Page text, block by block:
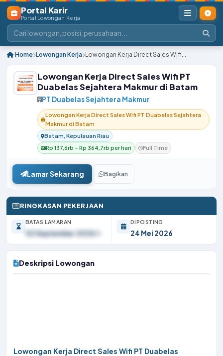
Portal Karir
Portal Lowongan Kerja
Home Lowongan Kerja Lowongan Kerja Direct Sales Wifi...
Lowongan Kerja Direct Sales Wifi PT
Duabelas Sejahtera Makmur di Batam
PT Duabelas Sejahtera Makmur
Lowongan Kerja Direct Sales Wifi PT Duabelas Sejahtera
Makmur di Batam
Batam, Kepulauan Riau
Rp 137,6rb – Rp 364,7rb per hari
Full Time
Lamar Sekarang Bagikan
RINGKASAN PEKERJAAN
BATAS LAMARAN
02 September 2026
DIPOSTING
24 Mei 2026
Deskripsi Lowongan
Lowongan Kerja Direct Sales Wifi PT Duabelas